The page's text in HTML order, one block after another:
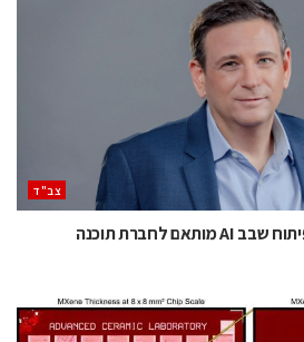
‫צב"ד‬
סיוה זכתה בעסקת רישוי לפיתוח שבב AI מותאם לחברת תוכנה